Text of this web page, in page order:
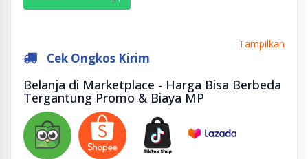
Cek Ongkos Kirim
Tampilkan
Belanja di Marketplace - Harga Bisa Berbeda
Tergantung Promo & Biaya MP